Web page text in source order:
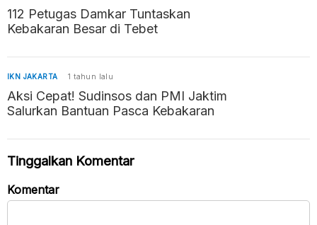
112 Petugas Damkar Tuntaskan
Kebakaran Besar di Tebet
IKN JAKARTA 1 tahun lalu
Aksi Cepat! Sudinsos dan PMI Jaktim
Salurkan Bantuan Pasca Kebakaran
Tinggalkan Komentar
Komentar